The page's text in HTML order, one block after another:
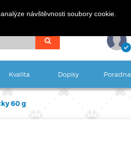
návštěvnosti soubory cookie.
Kvalita Dopisy Poradna
60 g